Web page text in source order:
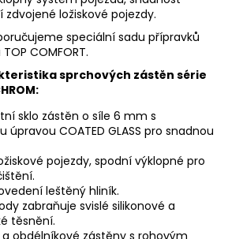
ložiskové pojezdy.
speciální sadu přípravků
COMFORT.
sprchových zástěn série
sklo zástěn o síle 6 mm s
úpravou COATED GLASS pro snadnou
pojezdy, spodní výklopné pro
leštěný hliník.
zabraňuje svislé silikonové a
těsnění.